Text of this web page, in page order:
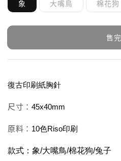
象 大嘴鳥 棉花狗
售完
復古印刷紙胸針
尺寸： 45x40mm
原料： 10色Riso印刷
款式：象/大嘴鳥/棉花狗/兔子